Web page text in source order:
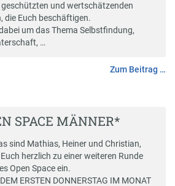
und wertschätzenden
die Euch beschäftigen.
um das Thema Selbstfindung,
…
Zum Beitrag …
SPACE MÄNNER*
sind Mathias, Heiner und Christian,
Euch herzlich zu einer weiteren Runde
Open Space ein.
ERSTEN DONNERSTAG IM MONAT